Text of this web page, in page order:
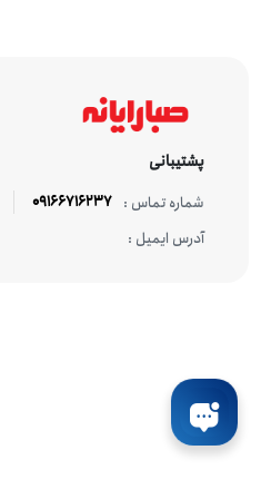
پشتیبانی
شماره تماس : 09166716237
آدرس ایمیل :